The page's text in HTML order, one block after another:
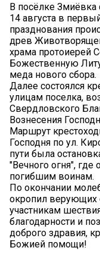
В посёлке Змиëвка
14 августа в
празднования
древ
храма протоиерей
Божественную
меда нового сбора.
Далее состоялся
улицам поселка,
Свердловского
Вознесения
Маршрут
Господня по ул.
пути была
"Вечного огня",
погибшим воинам.
По окончании
окропил верующих
участникам
благодарности и
доброго здравия,
Божией помощи!